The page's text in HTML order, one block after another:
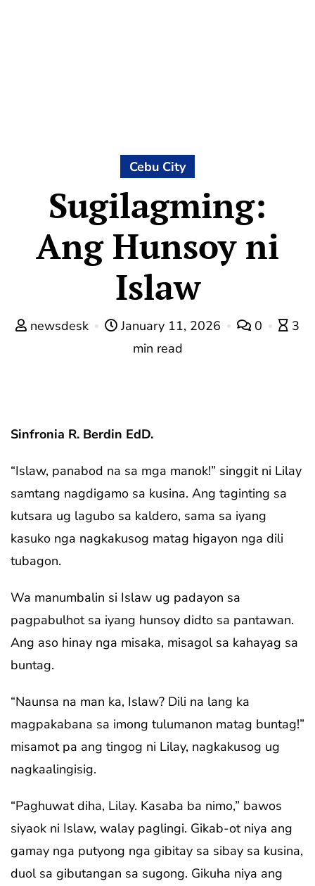
Cebu City
Sugilagming:
Ang Hunsoy ni
Islaw
newsdesk January 11, 2026 0
3
min read
Sinfronia R. Berdin EdD.
“Islaw, panabod na sa mga manok!” singgit ni Lilay
samtang nagdigamo sa kusina. Ang taginting sa
kutsara ug lagubo sa kaldero, sama sa iyang
kasuko nga nagkakusog matag higayon nga dili
tubagon.
Wa manumbalin si Islaw ug padayon sa
pagpabulhot sa iyang hunsoy didto sa pantawan.
Ang aso hinay nga misaka, misagol sa kahayag sa
buntag.
“Naunsa na man ka, Islaw? Dili na lang ka
magpakabana sa imong tulumanon matag buntag!”
misamot pa ang tingog ni Lilay, nagkakusog ug
nagkaalingisig.
“Paghuwat diha, Lilay. Kasaba ba nimo,” bawos
siyaok ni Islaw, walay paglingi. Gikab-ot niya ang
gamay nga putyong nga gibitay sa sibay sa kusina,
duol sa gibutangan sa sugong. Gikuha niya ang